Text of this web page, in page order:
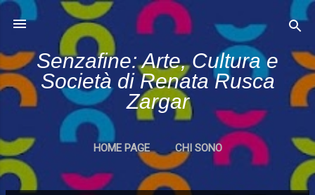
Passa ai contenuti principali
Senzafine: Arte, Cultura e
Società di Renata Rusca
Zargar
HOME PAGE CHI SONO